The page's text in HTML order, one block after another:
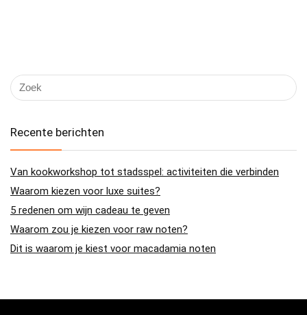
Recente berichten
Van kookworkshop tot stadsspel: activiteiten die verbinden
Waarom kiezen voor luxe suites?
5 redenen om wijn cadeau te geven
Waarom zou je kiezen voor raw noten?
Dit is waarom je kiest voor macadamia noten